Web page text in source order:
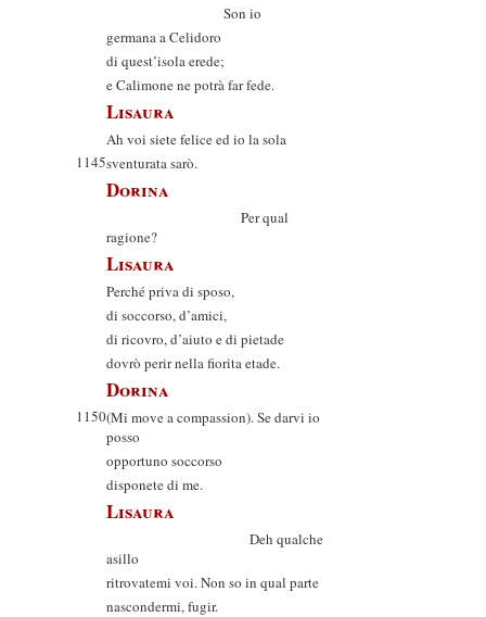
Son io
germana a Celidoro
di quest’isola erede;
e Calimone ne potrà far fede.
Lisaura
Ah voi siete felice ed io la sola
1145sventurata sarò.
Dorina
Per qual
ragione?
Lisaura
Perché priva di sposo,
di soccorso, d’amici,
di ricovro, d’aiuto e di pietade
dovrò perir nella fiorita etade.
Dorina
1150(Mi move a compassion). Se darvi io
posso
opportuno soccorso
disponete di me.
Lisaura
Deh qualche
asillo
ritrovatemi voi. Non so in qual parte
nascondermi, fugir.